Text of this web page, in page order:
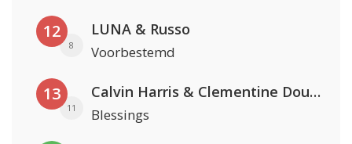
12
8
LUNA & Russo
Voorbestemd
13
11
Calvin Harris & Clementine Douglas
Blessings